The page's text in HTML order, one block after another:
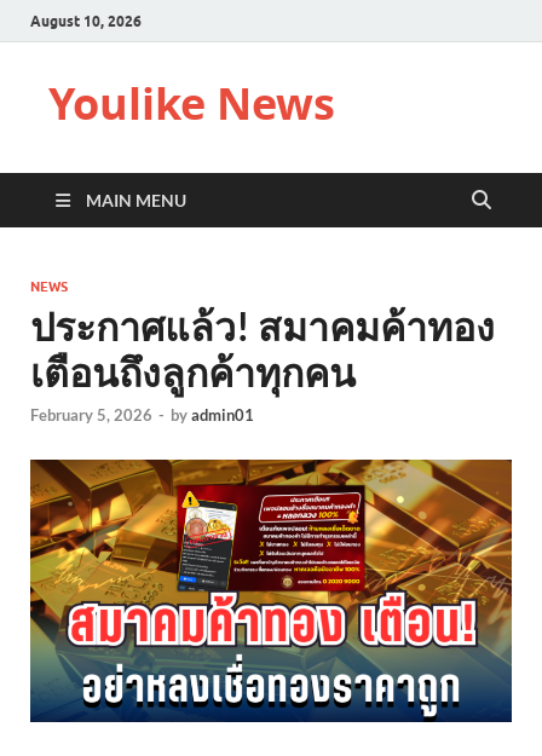
August 10, 2026
Youlike News
MAIN MENU
NEWS
ประกาศแล้ว! สมาคมค้าทอง
เตือนถึงลูกค้าทุกคน
February 5, 2026 - byadmin01